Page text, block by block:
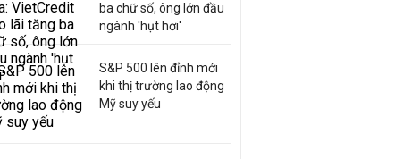
ba chữ số, ông lớn đầu
ngành 'hụt hơi'
S&P 500 lên đỉnh mới
khi thị trường lao động
Mỹ suy yếu